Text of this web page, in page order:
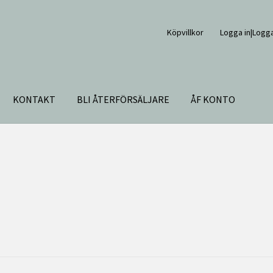
Köpvillkor Logga
KONTAKT BLI ÅTERFÖRSÄLJARE ÅF KONTO